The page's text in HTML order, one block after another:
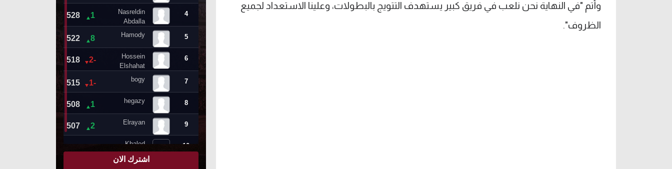
وأتم "في النهاية نحن نلعب في فريق كبير يستهدف التتويج بالبطولات، وعلينا الاستعداد لجميع
الظروف".